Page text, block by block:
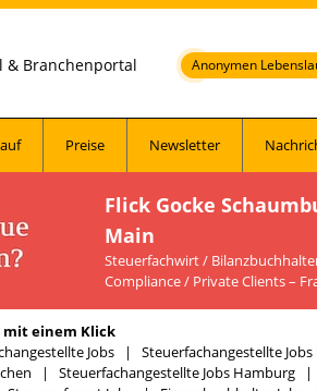
& Branchenportal Anonymen
Preise Newsletter
Flick Gocke
Main
Steuerfachwirt /
Compliance / Private Clients –
mit einem Klick
Jobs | Steuerfachangestellte Jobs
| Steuerfachangestellte Jobs Hamburg |